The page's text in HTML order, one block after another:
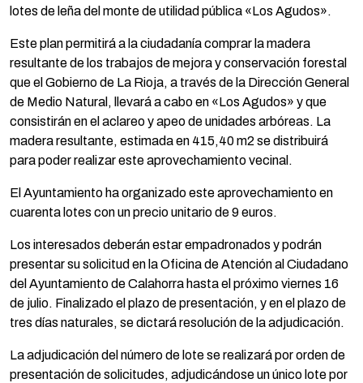
lotes de leña del monte de utilidad pública «Los Agudos».
Este plan permitirá a la ciudadanía comprar la madera
resultante de los trabajos de mejora y conservación forestal
que el Gobierno de La Rioja, a través de la Dirección General
de Medio Natural, llevará a cabo en «Los Agudos» y que
consistirán en el aclareo y apeo de unidades arbóreas. La
madera resultante, estimada en 415,40 m2 se distribuirá
para poder realizar este aprovechamiento vecinal.
El Ayuntamiento ha organizado este aprovechamiento en
cuarenta lotes con un precio unitario de 9 euros.
Los interesados deberán estar empadronados y podrán
presentar su solicitud en la Oficina de Atención al Ciudadano
del Ayuntamiento de Calahorra hasta el próximo viernes 16
de julio. Finalizado el plazo de presentación, y en el plazo de
tres días naturales, se dictará resolución de la adjudicación.
La adjudicación del número de lote se realizará por orden de
presentación de solicitudes, adjudicándose un único lote por